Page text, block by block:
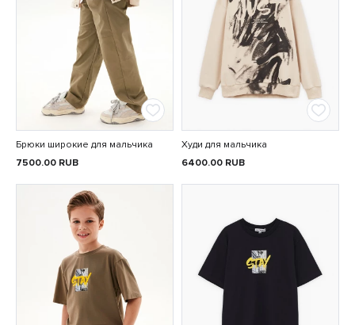
Брюки широкие для мальчика
7500.00 RUB
Худи для мальчика
6400.00 RUB